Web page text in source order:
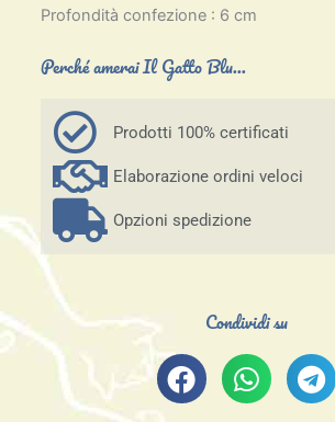
Profondità confezione : 6 cm
Perché amerai Il Gatto Blu...
Prodotti 100% certificati
Elaborazione ordini veloci
Opzioni spedizione
Condividi su